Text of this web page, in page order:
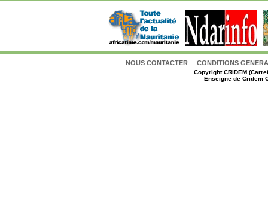
NOUS CONTACTER CONDITIONS
CopyrightCRIDEM
Enseigne de Cridem